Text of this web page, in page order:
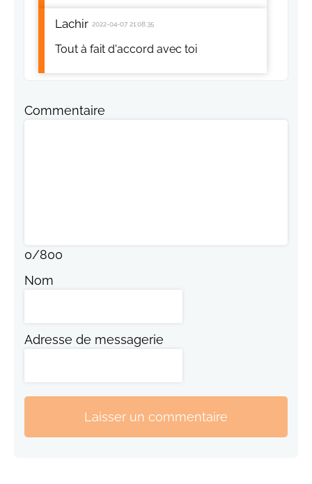
Lachir 2022-04-07 21:08:35
Tout à fait d'accord avec toi
Commentaire
0/800
Nom
Adresse de messagerie
Laisser un commentaire